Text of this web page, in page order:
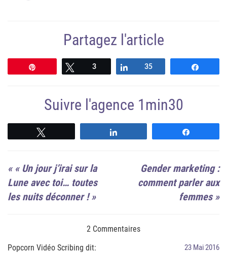
Partagez l'article
Tweetez
3 Partagez
35
Suivre l'agence 1min30
« « Un jour j’irai sur la
Lune avec toi… toutes
les nuits déconner ! »
Gender marketing :
comment parler aux
femmes»
2 Commentaires
Popcorn Vidéo Scribing dit:
23 Mai 2016